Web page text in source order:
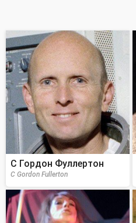
C Гордон Фуллертон
C Gordon Fullerton